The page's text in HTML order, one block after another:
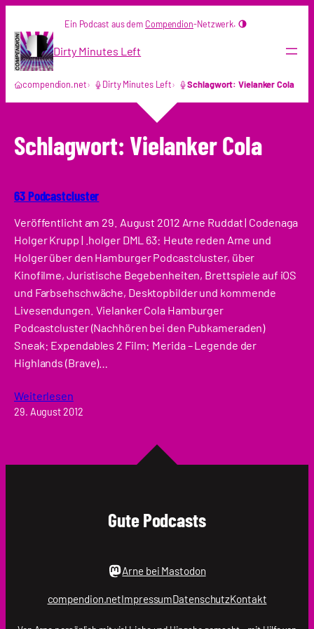
Inhalt
springen
Ein Podcast aus dem Compendion-Netzwerk.
Dirty Minutes Left
compendion.net Dirty Minutes Left Schlagwort: Vielanker Cola
Schlagwort: Vielanker Cola
63 Podcastcluster
Veröffentlicht am 29. August 2012 Arne Ruddat | Codenaga
Holger Krupp | .holger DML 63: Heute reden Arne und
Holger über den Hamburger Podcastcluster, über
Kinofilme, Juristische Begebenheiten, Brettspiele auf iOS
und Farbsehschwäche, Desktopbilder und kommende
Livesendungen. Vielanker Cola Hamburger
Podcastcluster (Nachhören bei den Pubkameraden)
Sneak: Expendables 2 Film: Merida – Legende der
Highlands (Brave)…
Weiterlesen
29. August 2012
Gute Podcasts
Arne bei Mastodon
compendion.netImpressumDatenschutzKontakt